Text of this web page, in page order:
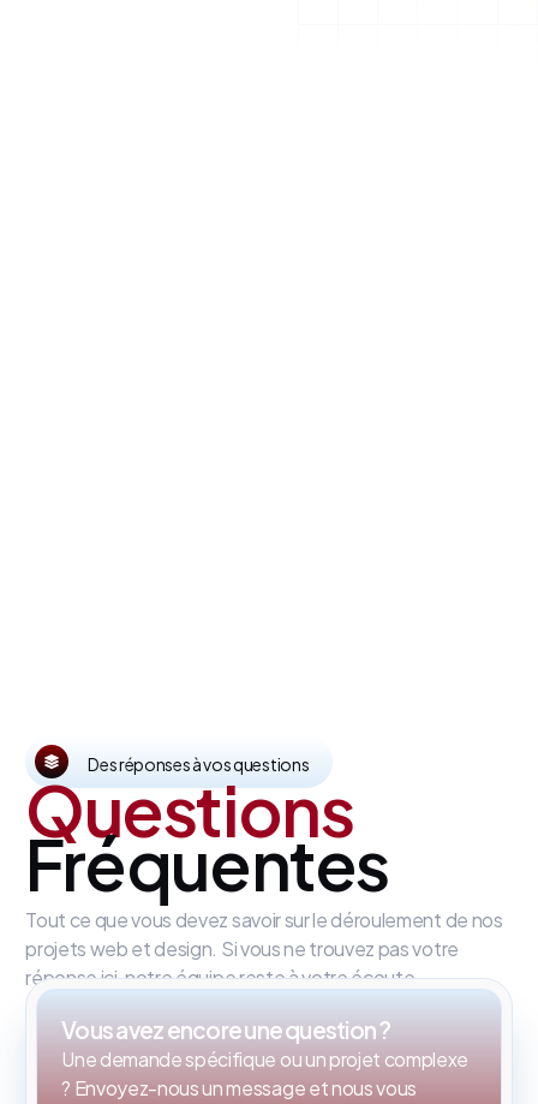
Des réponses à vos questions
Questions
Fréquentes
Tout ce que vous devez savoir sur le déroulement de nos
projets web et design. Si vous ne trouvez pas votre
réponse ici, notre équipe reste à votre écoute.
Vous avez encore une question ?
Une demande spécifique ou un projet complexe
? Envoyez-nous un message et nous vous